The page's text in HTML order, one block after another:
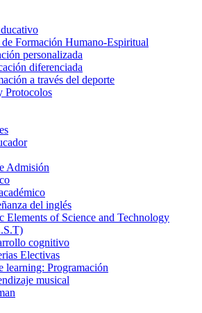
de Formación Humano-Espiritual
personalizada
diferenciada
a través del deporte
Protocolos
Admisión
del inglés
Elements of Science and Technology
cognitivo
Electivas
learning: Programación
musical